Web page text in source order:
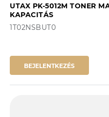
UTAX PK-5012M TONER
KAPACITÁS
1T02NSBUT0
BEJELENTKEZÉS